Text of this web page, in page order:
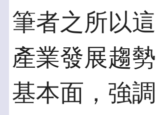
筆者之所以
產業發展趨
基本面，強